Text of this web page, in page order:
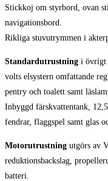
Stickkoj om styrbord, ovan
navigationsbord.
Rikliga stuvutrymmen i
Standardutrustning i övrigt
volts elsystern omfattande
pentry och toalett samt
Inbyggd färskvattentank,
fendrar, flaggspel samt glas
Motorutrustning utgörs av
reduktionsbackslag,
batteri.